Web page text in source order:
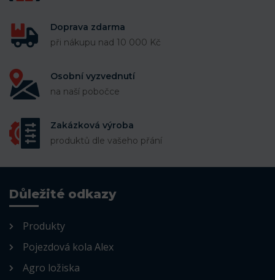
Doprava zdarma
při nákupu nad 10 000 Kč
Osobní vyzvednutí
na naší pobočce
Zakázková výroba
produktů dle vašeho přání
Důležité odkazy
Produkty
Pojezdová kola Alex
Agro ložiska